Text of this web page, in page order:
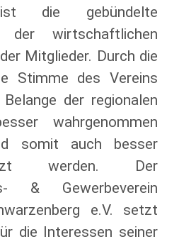
die gebündelte
der wirtschaftlichen
Mitglieder. Durch die
Stimme des Vereins
der regionalen
wahrgenommen
somit auch besser
werden. Der
& Gewerbeverein
e.V. setzt
die Interessen seiner